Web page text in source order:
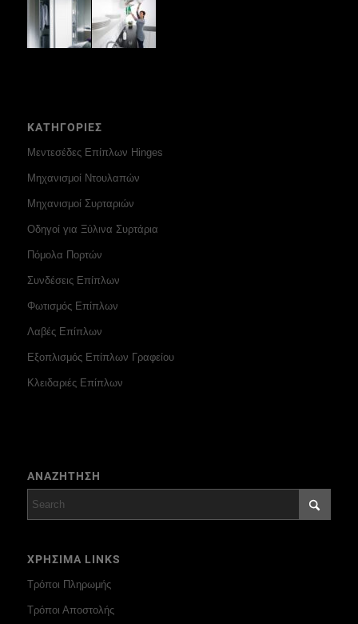
ΚΑΤΗΓΟΡΙΕΣ
Μεντεσέδες Επίπλων Hinges
Μηχανισμοί Ντουλαπών
Μηχανισμοί Συρταριών
Οδηγοί για Ξύλινα Συρτάρια
Πόμολα Πορτών
Συνδέσεις Επίπλων
Φωτισμός Επίπλων
Λαβές Επίπλων
Εξοπλισμός Επίπλων Γραφείου
Κλειδαριές Επίπλων
ΑΝΑΖΗΤΗΣΗ
ΧΡΗΣΙΜΑ LINKS
Τρόποι Πληρωμής
Τρόποι Αποστολής